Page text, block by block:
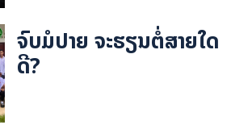
ຈົບມໍປາຍ ຈະຮຽນຕໍ່ສາຍໃດ
ດີ?